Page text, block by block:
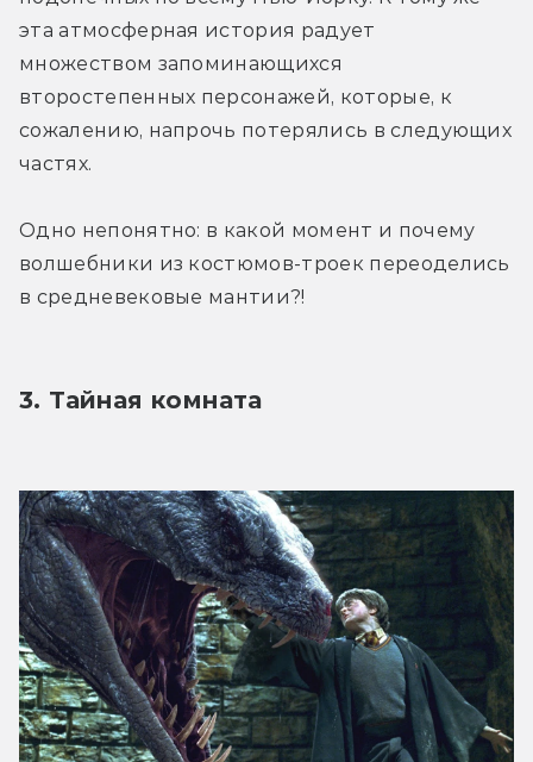
эта атмосферная история радует
множеством запоминающихся
второстепенных персонажей, которые, к
сожалению, напрочь потерялись в следующих
частях.
Одно непонятно: в какой момент и почему
волшебники из костюмов-троек переоделись
в средневековые мантии?!
3. Тайная комната